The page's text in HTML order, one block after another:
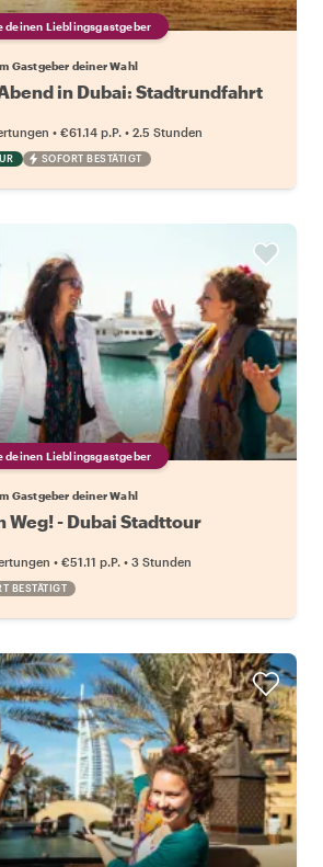
deinen Lieblingsgastgeber
Gastgeber deiner Wahl
in Dubai: Stadtrundfahrt
• €61.14 p.P. • 2.5 Stunden
SOFORT BESTÄTIGT
deinen Lieblingsgastgeber
Gastgeber deiner Wahl
Weg! - Dubai Stadttour
• €51.11 p.P. • 3 Stunden
BESTÄTIGT